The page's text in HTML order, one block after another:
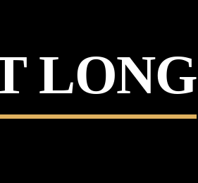
LONG